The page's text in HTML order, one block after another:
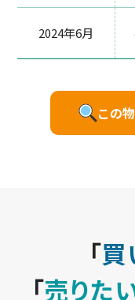
2024年6月
この
「買
「売りた